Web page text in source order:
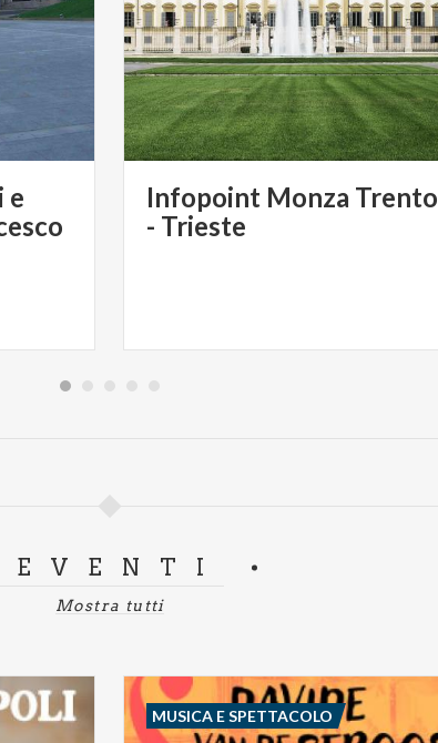
e
Infopoint Monza Trento
- Trieste
EVENTI
Mostra tutti
MUSICA E SPETTACOLO